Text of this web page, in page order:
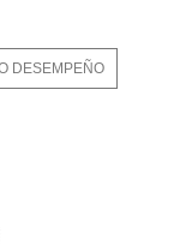
DESEMPEÑO